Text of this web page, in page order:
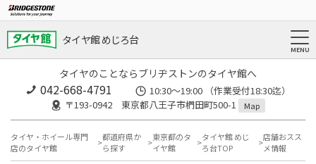
タイヤ館 めじろ台
タイヤのことならブリヂストンのタイヤ館へ
042-668-4791
10:30～19:00 （作業受付18:30迄）
〒193-0942 東京都八王子市椚田町500-1
Map
タイヤ・ホイール専門
店のタイヤ館
都道府県か
ら探す
東京都のタ
イヤ館
タイヤ館 めじ
ろ台TOP
店舗おスス
メ情報